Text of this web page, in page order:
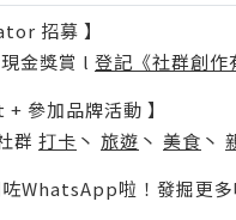
招募 】
金獎賞 l 登記《社群創作
+ 參加品牌活動 】
群 打卡 丶 旅遊 丶 美食 丶
WhatsApp啦！發掘更多